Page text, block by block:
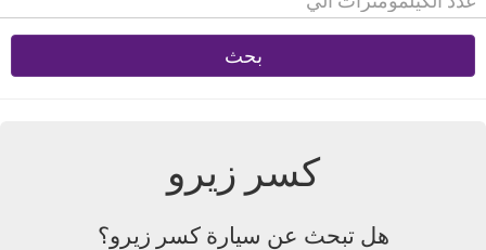
بحث
كسر زيرو
هل تبحث عن سيارة كسر زيرو؟